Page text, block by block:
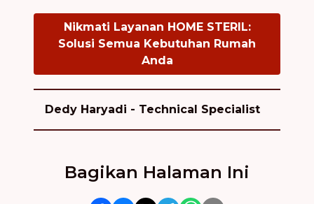
Nikmati Layanan HOME STERIL:
Solusi Semua Kebutuhan Rumah
Anda
Dedy Haryadi - Technical Specialist
Bagikan Halaman Ini